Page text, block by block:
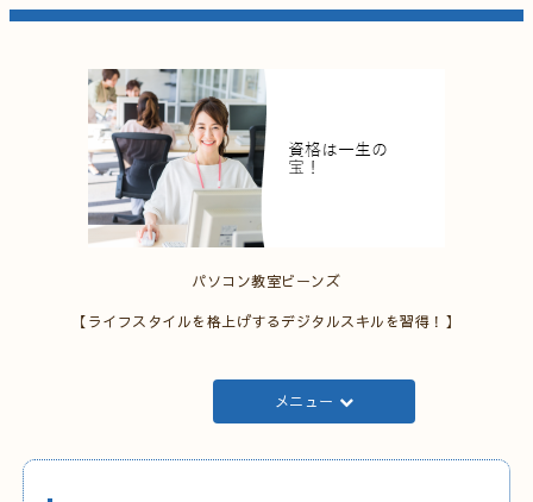
パソコン教室ビーンズ
【ライフスタイルを格上げするデジタルスキルを習得！】
メニュー